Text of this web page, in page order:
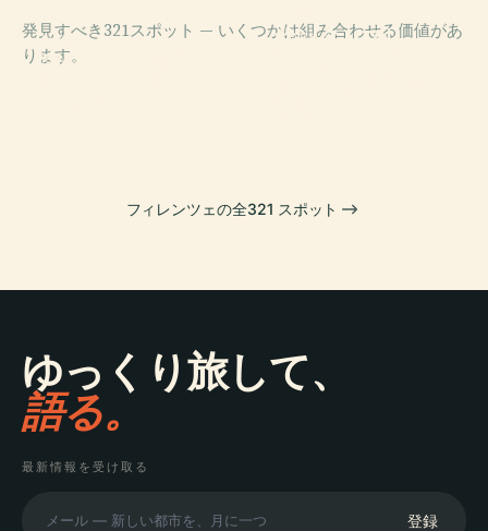
発見すべき321スポット — いくつかは組み合わせる価値があ
ります。
PLACE
ウフィツィ美術
サンタ・マリ
PLACE
PLACE
フィレンツェの全321 スポット
ゆっくり旅して、
語る。
最新情報を受け取る
登録